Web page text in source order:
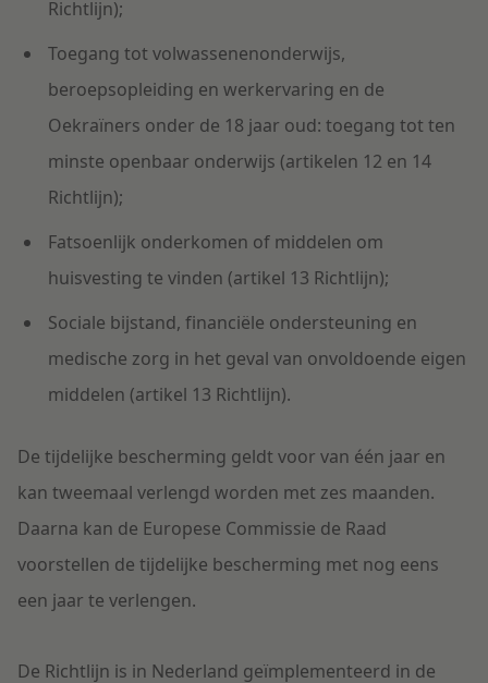
Richtlijn);
Toegang tot volwassenenonderwijs,
beroepsopleiding en werkervaring en de
Oekraïners onder de 18 jaar oud: toegang tot ten
minste openbaar onderwijs (artikelen 12 en 14
Richtlijn);
Fatsoenlijk onderkomen of middelen om
huisvesting te vinden (artikel 13 Richtlijn);
Sociale bijstand, financiële ondersteuning en
medische zorg in het geval van onvoldoende eigen
middelen (artikel 13 Richtlijn).
De tijdelijke bescherming geldt voor van één jaar en
kan tweemaal verlengd worden met zes maanden.
Daarna kan de Europese Commissie de Raad
voorstellen de tijdelijke bescherming met nog eens
een jaar te verlengen.
De Richtlijn is in Nederland geïmplementeerd in de